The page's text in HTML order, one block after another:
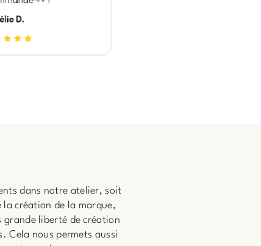
dans notre atelier, soit
la création de la marque,
grande liberté de création
Cela nous permets aussi